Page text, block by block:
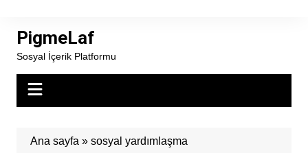
contentPigmeLaf
Sosyal İçerik Platformu
Ana sayfa » sosyal yardımlaşma